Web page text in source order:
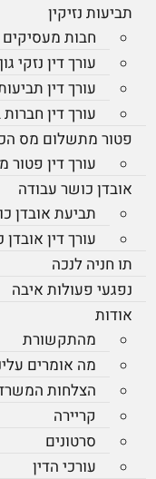
תביעות נזיקין
חבות מעסיקים
עורך דין נזקי
עורך דין
עורך דין חברות
פטור מתשלום מס
עורך דין
אובדן כושר עבודה
תביעת אובדן
עורך דין
תו חניה לנכה
נפגעי פעולות איבה
אודות
מהתקשורת
מה אומרים
הצלחות
קריירה
סרטונים
עורכי הדין